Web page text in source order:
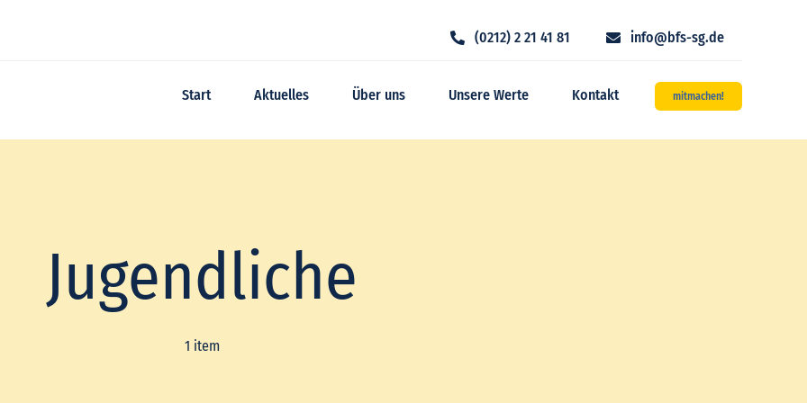
(0212) 2 21 41 81 info@bfs-sg.de
Start Aktuelles Über uns Unsere Werte Kontakt mitmachen!
Jugendliche
1 item